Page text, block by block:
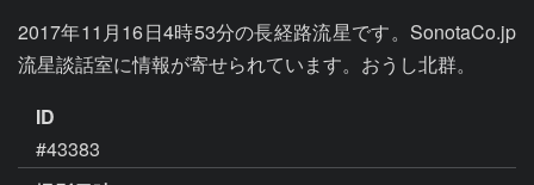
2017年11月16日4時53分の長経路流星です。SonotaCo.jp
流星談話室に情報が寄せられています。おうし北群。
ID
#43383